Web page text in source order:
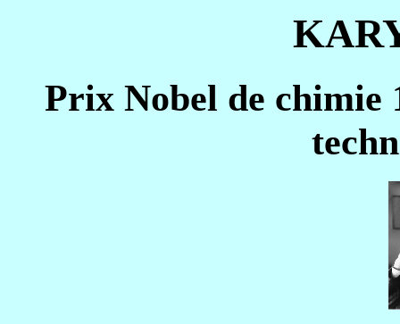
Prix Nobel de chimie